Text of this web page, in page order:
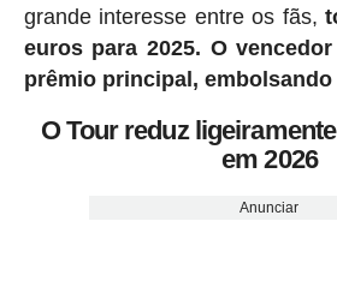
grande interesse entre os fãs,
euros para 2025. O
prêmio principal, embolsando
O Tour reduz
em 2026
Anunciar